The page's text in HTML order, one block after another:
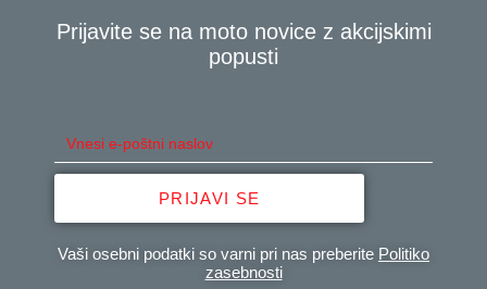
Prijavite se na moto novice z akcijskimi
popusti
PRIJAVI SE
Vaši osebni podatki so varni pri nas preberite Politiko
zasebnosti